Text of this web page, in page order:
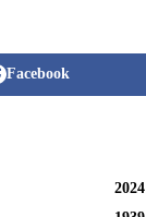
Facebook
2024